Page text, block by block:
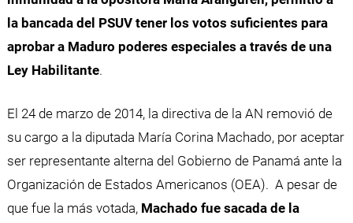
la bancada del PSUV tener los votos suficientes para
aprobar a Maduro poderes especiales a través de una
Ley Habilitante.
El 24 de marzo de 2014, la directiva de la AN removió de
su cargo a la diputada María Corina Machado, por aceptar
ser representante alterna del Gobierno de Panamá ante la
Organización de Estados Americanos (OEA). A pesar de
que fue la más votada, Machado fue sacada de la